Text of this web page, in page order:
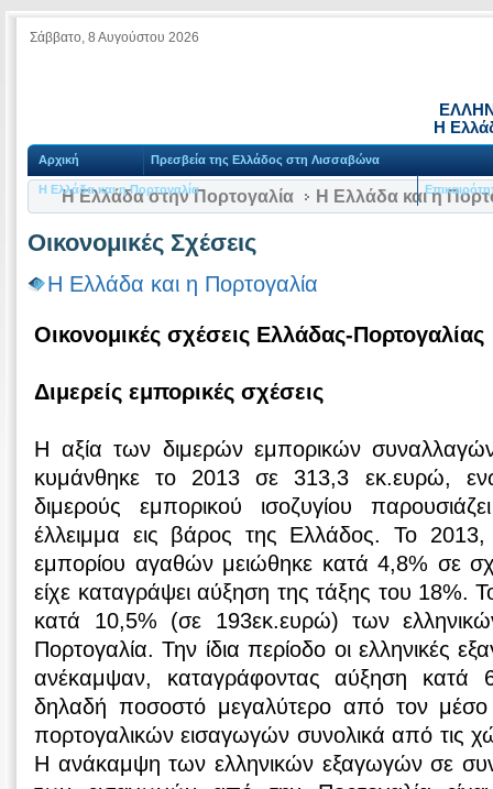
Σάββατο, 8 Αυγούστου 2026
Η
Αρχική Πρεσβεία της Ελλάδος στη Λισσαβώνα
Η Ελλάδα και η Πορτογαλία
Η Ελλάδα στην Πορτογαλία Η Ελλάδα και η
Οικονομικές Σχέσεις
Η Ελλάδα και η Πορτογαλία
Οικονομικές σχέσεις Ελλάδας-Πορτογαλίας
Διμερείς εμπορικές σχέσεις
Η αξία των διμερών εμπορικών
κυμάνθηκε το 2013 σε 313,3 εκ.ευρώ,
διμερούς εμπορικού ισοζυγίου
έλλειμμα εις βάρος της Ελλάδος. Το
εμπορίου αγαθών μειώθηκε κατά 4,8% σε
είχε καταγράψει αύξηση της τάξης του 18%.
κατά 10,5% (σε 193εκ.ευρώ) των
Πορτογαλία. Την ίδια περίοδο οι ελληνικές
ανέκαμψαν, καταγράφοντας αύξηση κατά
δηλαδή ποσοστό μεγαλύτερο από τον
πορτογαλικών εισαγωγών συνολικά από τις
Η ανάκαμψη των ελληνικών εξαγωγών σε